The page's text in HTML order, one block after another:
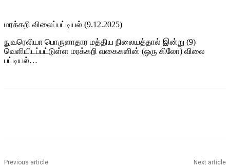
மரக்கறி விலைப்பட்டியல் (9.12.2025)
நுவரெலியா பொருளாதார மத்திய நிலையத்தால் இன்று (9)
வெளியிடப்பட்டுள்ள மரக்கறி வகைகளின் (ஒரு கிலோ) விலை
பட்டியல்…
Previous article Next article